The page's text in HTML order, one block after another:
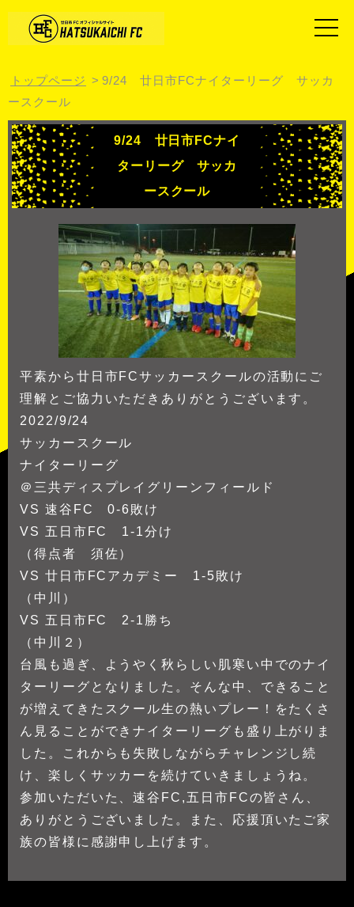
トップページ
9/24 廿日市FCナイターリーグ サッカ
ースクール
9/24 廿日市FCナイ
ターリーグ サッカ
ースクール
平素から廿日市FCサッカースクールの活動にご
理解とご協力いただきありがとうございます。
2022/9/24
サッカースクール
ナイターリーグ
＠三共ディスプレイグリーンフィールド
VS 速谷FC 0-6敗け
VS 五日市FC 1-1分け
（得点者 須佐）
VS 廿日市FCアカデミー 1-5敗け
（中川）
VS 五日市FC 2-1勝ち
（中川２）
台風も過ぎ、ようやく秋らしい肌寒い中でのナイ
ターリーグとなりました。そんな中、できること
が増えてきたスクール生の熱いプレー！をたくさ
ん見ることができナイターリーグも盛り上がりま
した。これからも失敗しながらチャレンジし続
け、楽しくサッカーを続けていきましょうね。
参加いただいた、速谷FC,五日市FCの皆さん、
ありがとうございました。また、応援頂いたご家
族の皆様に感謝申し上げます。